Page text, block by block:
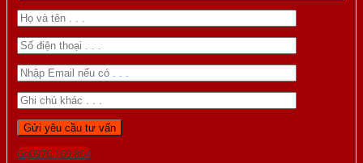
Gọi 0976.169.864